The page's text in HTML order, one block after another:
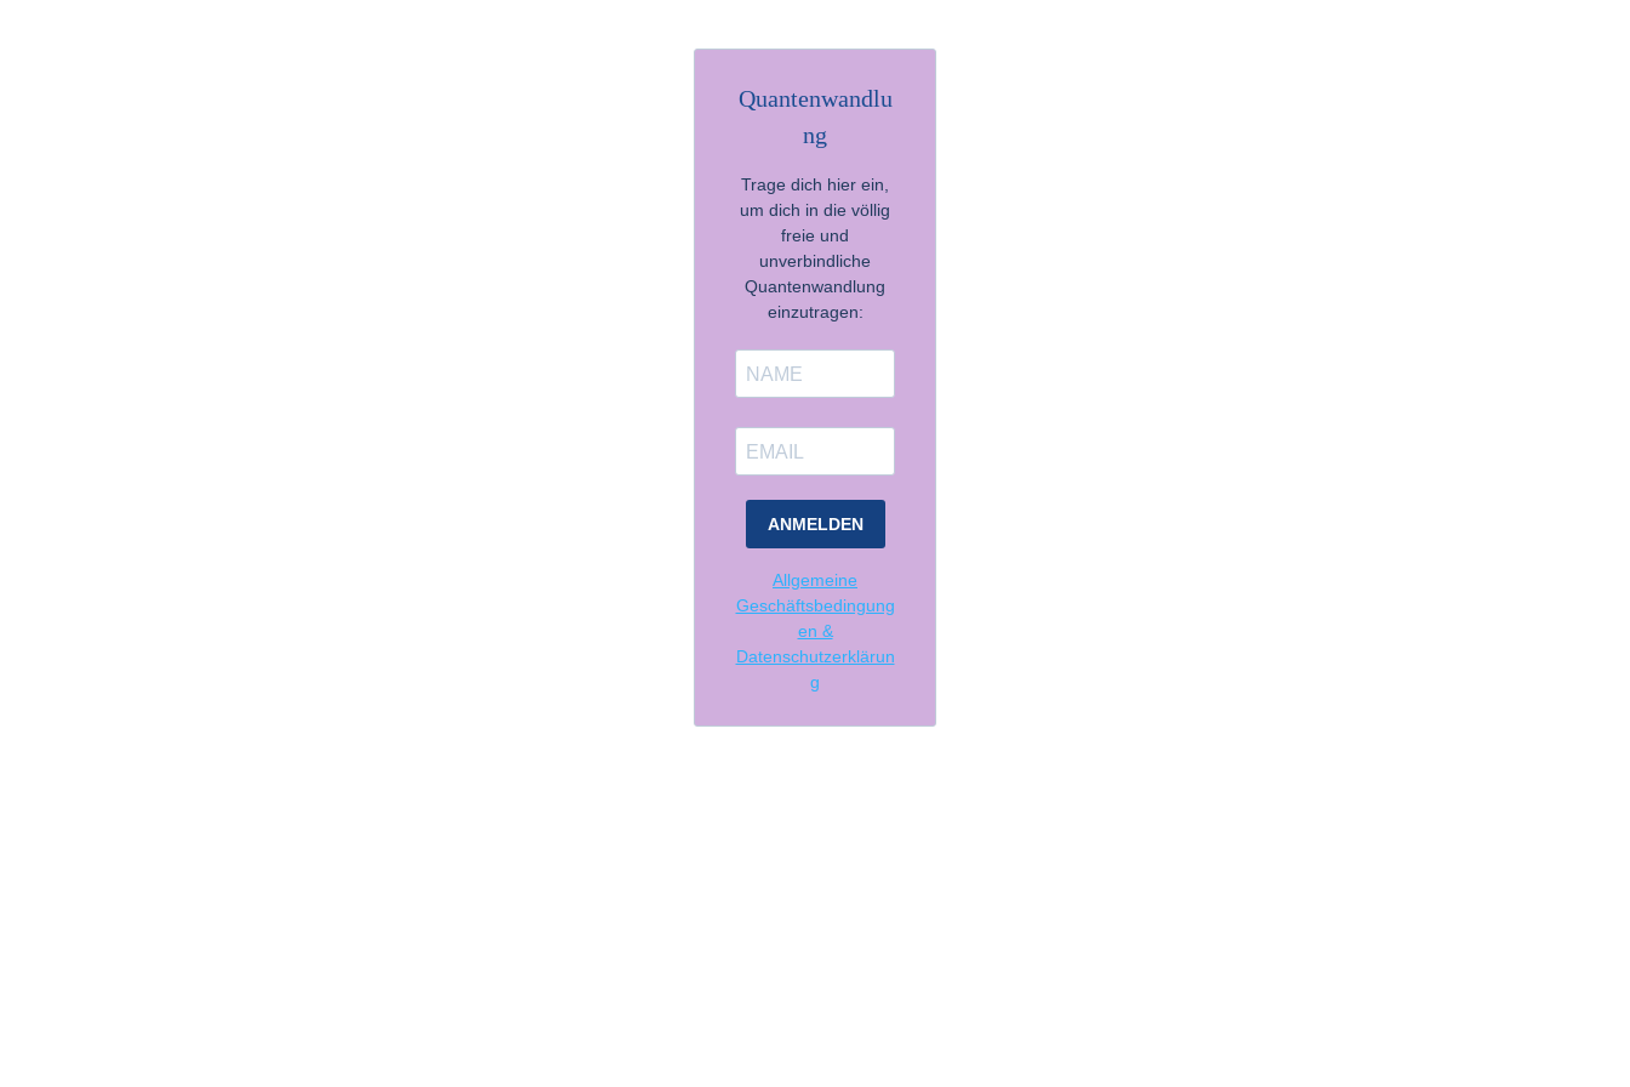
Quantenwandlu
ng
Trage dich hier ein,
um dich in die völlig
freie und
unverbindliche
Quantenwandlung
einzutragen:
ANMELDEN
Allgemeine
Geschäftsbedingung
en &
Datenschutzerklärun
g